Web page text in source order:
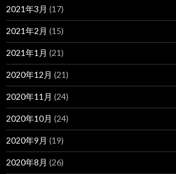
2021年3月 (17)
2021年2月 (15)
2021年1月 (21)
2020年12月 (21)
2020年11月 (24)
2020年10月 (24)
2020年9月 (19)
2020年8月 (26)